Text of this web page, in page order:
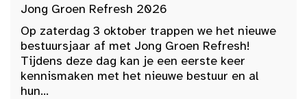
Jong Groen Refresh 2026
Op zaterdag 3 oktober trappen we het nieuwe
bestuursjaar af met Jong Groen Refresh!
Tijdens deze dag kan je een eerste keer
kennismaken met het nieuwe bestuur en al
hun...